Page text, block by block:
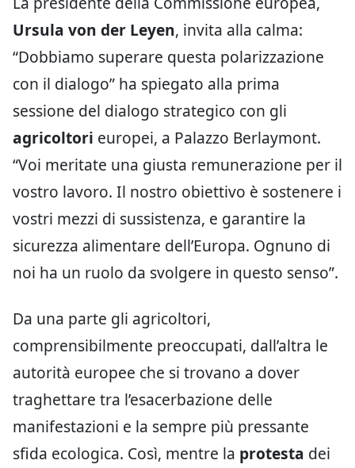
Ursula von der Leyen, invita alla calma:
“Dobbiamo superare questa polarizzazione
con il dialogo” ha spiegato alla prima
sessione del dialogo strategico con gli
agricoltori europei, a Palazzo Berlaymont.
“Voi meritate una giusta remunerazione per il
vostro lavoro. Il nostro obiettivo è sostenere i
vostri mezzi di sussistenza, e garantire la
sicurezza alimentare dell’Europa. Ognuno di
noi ha un ruolo da svolgere in questo senso”.
Da una parte gli agricoltori,
comprensibilmente preoccupati, dall’altra le
autorità europee che si trovano a dover
traghettare tra l’esacerbazione delle
manifestazioni e la sempre più pressante
sfida ecologica. Così, mentre la protesta dei